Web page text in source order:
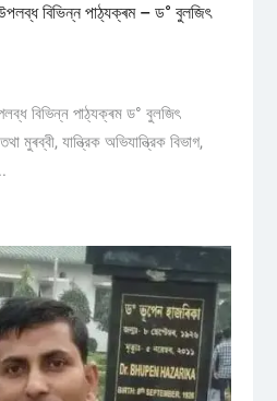
উপলব্ধ বিভিন্ন পাঠ্যক্ৰম – ড° বুলজিৎ
বিভিন্ন পাঠ্যক্ৰম ড° বুলজিৎ
মুৰব্বী, যান্ত্রিক অভিযান্ত্রিক বিভাগ,